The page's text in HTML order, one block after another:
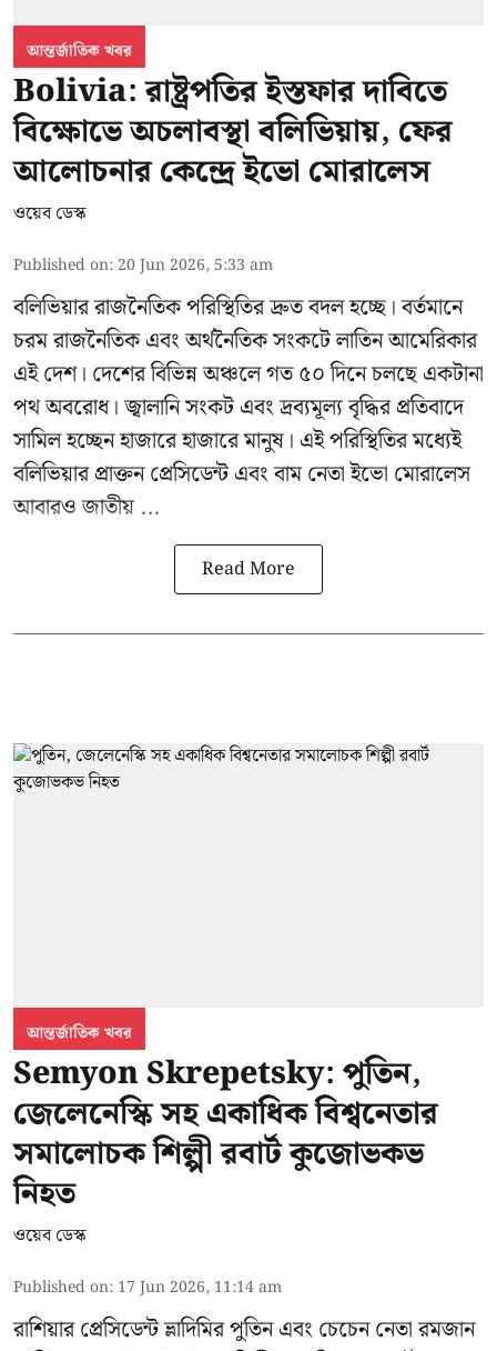
আন্তর্জাতিক খবর
Bolivia: রাষ্ট্রপতির ইস্তফার দাবিতে
বিক্ষোভে অচলাবস্থা বলিভিয়ায়, ফের
আলোচনার কেন্দ্রে ইভো মোরালেস
ওয়েব ডেস্ক
Published on: 20 Jun 2026, 5:33 am
বলিভিয়ার রাজনৈতিক পরিস্থিতির দ্রুত বদল হচ্ছে। বর্তমানে
চরম রাজনৈতিক এবং অর্থনৈতিক সংকটে লাতিন আমেরিকার
এই দেশ। দেশের বিভিন্ন অঞ্চলে গত ৫০ দিনে চলছে একটানা
পথ অবরোধ। জ্বালানি সংকট এবং দ্রব্যমূল্য বৃদ্ধির প্রতিবাদে
সামিল হচ্ছেন হাজারে হাজারে মানুষ। এই পরিস্থিতির মধ্যেই
বলিভিয়ার প্রাক্তন প্রেসিডেন্ট এবং বাম নেতাইভো মোরালেস
আবারও জাতীয় ...
Read More
আন্তর্জাতিক খবর
Semyon Skrepetsky: পুতিন,
জেলেনেস্কি সহ একাধিক বিশ্বনেতার
সমালোচক শিল্পী রবার্ট কুজোভকভ
নিহত
ওয়েব ডেস্ক
Published on: 17 Jun 2026, 11:14 am
রাশিয়ার প্রেসিডেন্ট ভ্লাদিমির পুতিন এবং চেচেন নেতা রমজান